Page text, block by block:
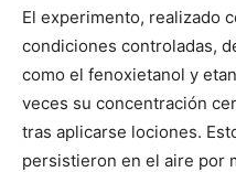
El experimento, realizado
condiciones controladas,
como el fenoxietanol y
veces su concentración
tras aplicarse lociones.
persistieron en el aire por